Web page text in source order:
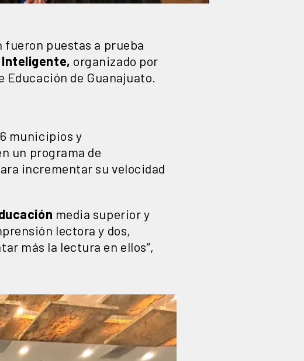
puestas a prueba
Inteligente, organizado por
de Guanajuato.
municipios y
un programa de
incrementar su velocidad
media superior y
lectora y dos,
más la lectura en ellos”,